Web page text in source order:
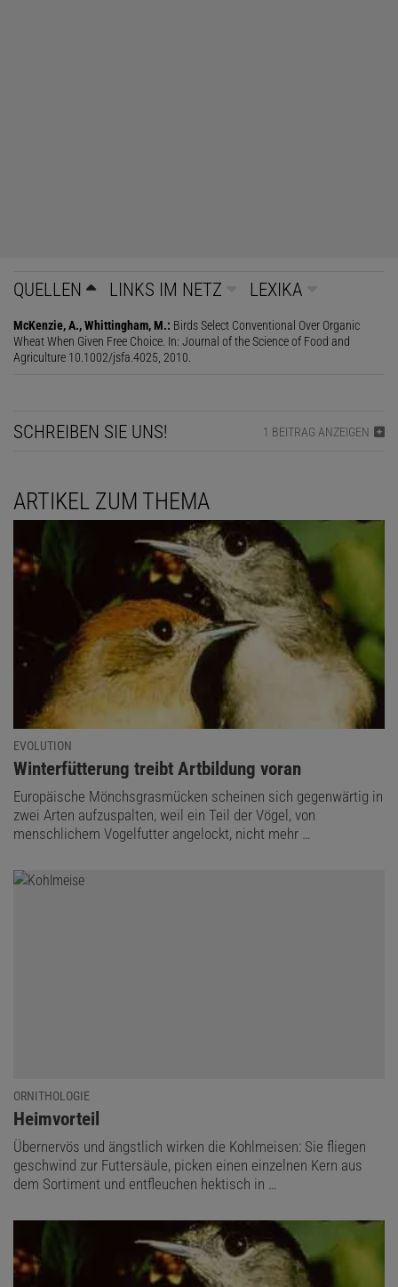
QUELLEN LINKS IM NETZ LEXIKA
McKenzie, A., Whittingham, M.: Birds Select Conventional Over Organic
Wheat When Given Free Choice. In: Journal of the Science of Food and
Agriculture 10.1002/jsfa.4025, 2010.
SCHREIBEN SIE UNS! 1 BEITRAG ANZEIGEN
ARTIKEL ZUM THEMA
EVOLUTION
:
Winterfütterung treibt Artbildung voran
Europäische Mönchsgrasmücken scheinen sich gegenwärtig in
zwei Arten aufzuspalten, weil ein Teil der Vögel, von
menschlichem Vogelfutter angelockt, nicht mehr …
ORNITHOLOGIE
:
Heimvorteil
Übernervös und ängstlich wirken die Kohlmeisen: Sie fliegen
geschwind zur Futtersäule, picken einen einzelnen Kern aus
dem Sortiment und entfleuchen hektisch in …